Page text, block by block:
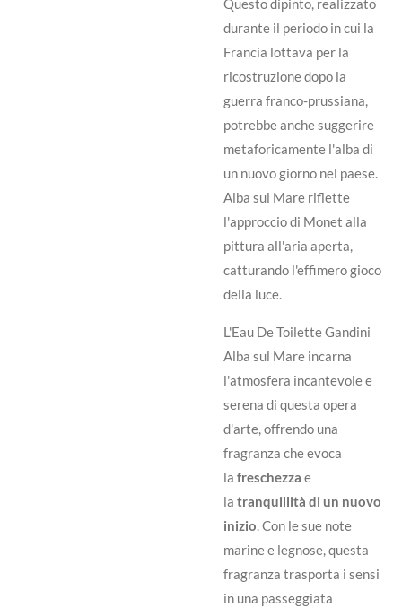
Questo dipinto, realizzato
durante il periodo in cui la
Francia lottava per la
ricostruzione dopo la
guerra franco-prussiana,
potrebbe anche suggerire
metaforicamente l'alba di
un nuovo giorno nel paese.
Alba sul Mare riflette
l'approccio di Monet alla
pittura all'aria aperta,
catturando l'effimero gioco
della luce.
L'Eau De Toilette Gandini
Alba sul Mare incarna
l'atmosfera incantevole e
serena di questa opera
d'arte, offrendo una
fragranza che evoca
la freschezza e
la tranquillità di un nuovo
inizio. Con le sue note
marine e legnose, questa
fragranza trasporta i sensi
in una passeggiata